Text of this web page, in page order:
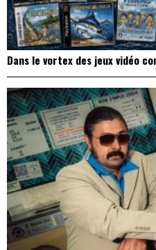
Dans le vortex des jeux vidéo